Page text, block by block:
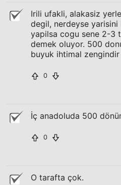
Irili ufakli, alakasiz
degil, nerdeyse
yapilsa cogu sene 2-3
demek oluyor. 500
buyuk ihtimal
0
İç anadoluda 500
0
O tarafta çok.